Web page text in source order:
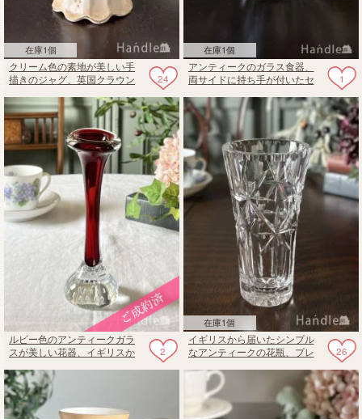
在庫1個
24
クリーム色の素地が美しい手
描きのジャグ、英国クラウン
ware
在庫1個
1
アンティークのガラス食器、
両サイドに持ち手が付いたセ
2
ルビー色のアンティークガラ
スが美しい花器、イギリスか
挿し
在庫1個
26
イギリスから届いたシンプル
なアンティークの花瓶、プレ